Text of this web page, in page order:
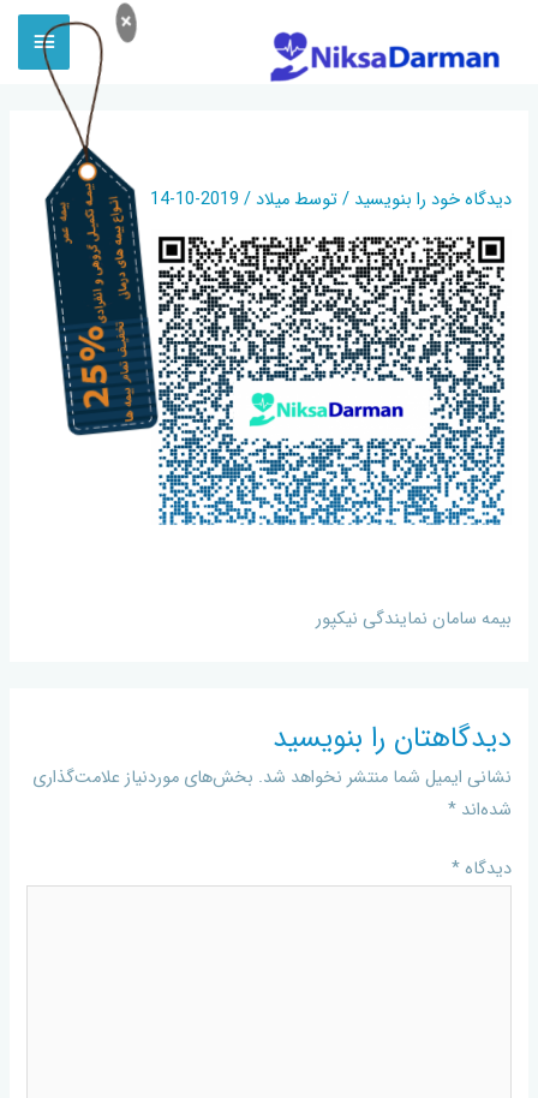
×
بیمه سامان نمایندگی نیکپور
دیدگاه‌ خود را بنویسید / توسطمیلاد/
2019-10-14
بیمه سامان نمایندگی نیکپور
دیدگاهتان را بنویسید
نشانی ایمیل شما منتشر نخواهد شد. بخش‌های موردنیاز علامت‌گذاری
شده‌اند*
دیدگاه*